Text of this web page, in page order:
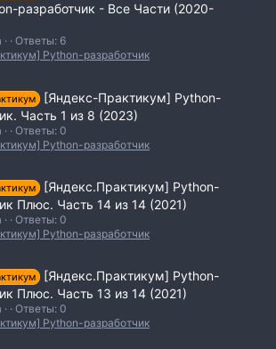
разработчик - Все Части (2020-
Ответы: 6
Python-разработчик
[Яндекс-Практикум] Python-
Часть 1 из 8 (2023)
Ответы: 0
Python-разработчик
[Яндекс.Практикум] Python-
Плюс. Часть 14 из 14 (2021)
Ответы: 0
Python-разработчик
[Яндекс.Практикум] Python-
Плюс. Часть 13 из 14 (2021)
Ответы: 0
Python-разработчик